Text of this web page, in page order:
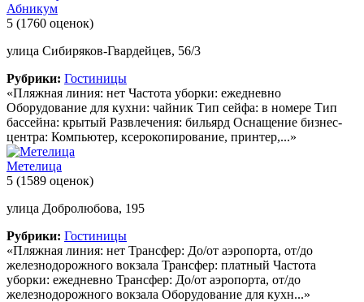
Абникум
5 (1760 оценок)
улица Сибиряков-Гвардейцев, 56/3
Рубрики: Гостиницы
«Пляжная линия: нет Частота уборки: ежедневно
Оборудование для кухни: чайник Тип сейфа: в номере Тип
бассейна: крытый Развлечения: бильярд Оснащение бизнес-
центра: Компьютер, ксерокопирование, принтер,...»
Метелица
5 (1589 оценок)
улица Добролюбова, 195
Рубрики: Гостиницы
«Пляжная линия: нет Трансфер: До/от аэропорта, от/до
железнодорожного вокзала Трансфер: платный Частота
уборки: ежедневно Трансфер: До/от аэропорта, от/до
железнодорожного вокзала Оборудование для кухн...»